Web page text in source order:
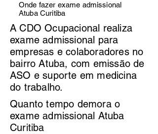
Onde fazer exame admissional
Atuba Curitiba
A CDO Ocupacional realiza
exame admissional para
empresas e colaboradores no
bairro Atuba, com emissão de
ASO e suporte em medicina
do trabalho.
Quanto tempo demora o
exame admissional Atuba
Curitiba